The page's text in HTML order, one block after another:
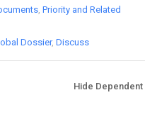
Priority and Related
Dossier Discuss
Hide Dependent